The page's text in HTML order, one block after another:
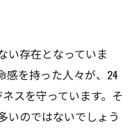
い存在となっていま
感を持った人々が、24
スを守っています。そ
いのではないでしょう